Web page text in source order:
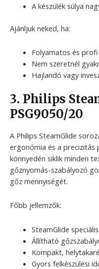
A készülék súlya
Ajánljuk neked, ha:
Folyamatos és
Nem szeretnél
Hajlandó vagy
3. Philips
PSG9050/20
A Philips SteamGlide
ergonómia és a precizitás
könnyedén siklik minden
gőznyomás-szabályozó
gőz mennyiségét.
Főbb jellemzők:
SteamGlide
Állítható
Kompakt,
Gyors felkészülési